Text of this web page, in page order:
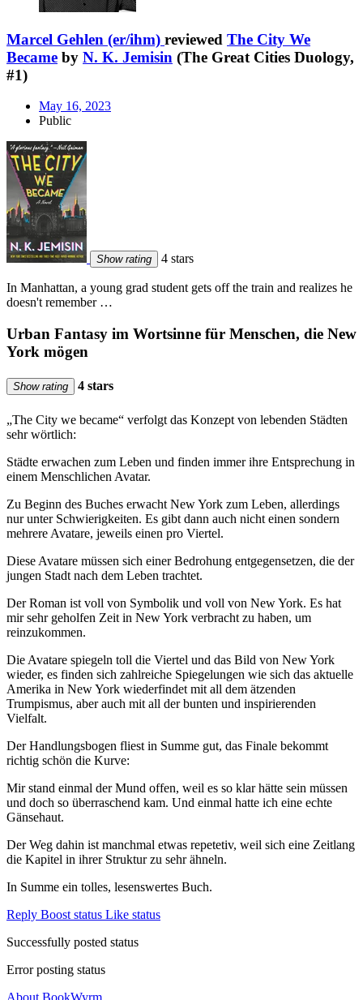
Marcel Gehlen (er/ihm) reviewed The City We
Became by N. K. Jemisin (The Great Cities Duology,
#1)
May 16, 2023
Public
Show rating 4 stars
In Manhattan, a young grad student gets off the train and realizes he
doesn't remember …
Urban Fantasy im Wortsinne für Menschen, die New
York mögen
Show rating 4 stars
„The City we became“ verfolgt das Konzept von lebenden Städten
sehr wörtlich:
Städte erwachen zum Leben und finden immer ihre Entsprechung in
einem Menschlichen Avatar.
Zu Beginn des Buches erwacht New York zum Leben, allerdings
nur unter Schwierigkeiten. Es gibt dann auch nicht einen sondern
mehrere Avatare, jeweils einen pro Viertel.
Diese Avatare müssen sich einer Bedrohung entgegensetzen, die der
jungen Stadt nach dem Leben trachtet.
Der Roman ist voll von Symbolik und voll von New York. Es hat
mir sehr geholfen Zeit in New York verbracht zu haben, um
reinzukommen.
Die Avatare spiegeln toll die Viertel und das Bild von New York
wieder, es finden sich zahlreiche Spiegelungen wie sich das aktuelle
Amerika in New York wiederfindet mit all dem ätzenden
Trumpismus, aber auch mit all der bunten und inspirierenden
Vielfalt.
Der Handlungsbogen fliest in Summe gut, das Finale bekommt
richtig schön die Kurve:
Mir stand einmal der Mund offen, weil es so klar hätte sein müssen
und doch so überraschend kam. Und einmal hatte ich eine echte
Gänsehaut.
Der Weg dahin ist manchmal etwas repetetiv, weil sich eine Zeitlang
die Kapitel in ihrer Struktur zu sehr ähneln.
In Summe ein tolles, lesenswertes Buch.
Reply Boost status Like status
Successfully posted status
Error posting status
About BookWyrm